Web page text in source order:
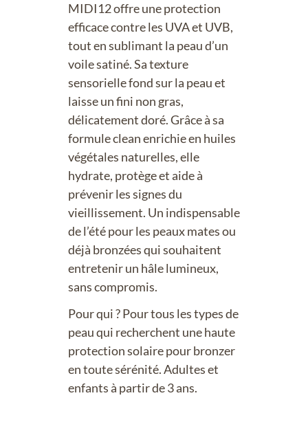
MIDI12 offre une protection
efficace contre les UVA et UVB,
tout en sublimant la peau d’un
voile satiné. Sa texture
sensorielle fond sur la peau et
laisse un fini non gras,
délicatement doré. Grâce à sa
formule clean enrichie en huiles
végétales naturelles, elle
hydrate, protège et aide à
prévenir les signes du
vieillissement. Un indispensable
de l’été pour les peaux mates ou
déjà bronzées qui souhaitent
entretenir un hâle lumineux,
sans compromis.
Pour qui ? Pour tous les types de
peau qui recherchent une haute
protection solaire pour bronzer
en toute sérénité. Adultes et
enfants à partir de 3 ans.